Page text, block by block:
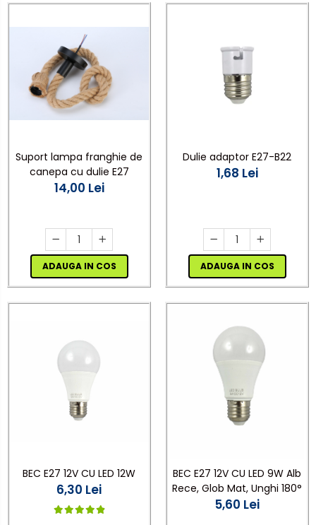
Suport lampa franghie de
canepa cu dulie E27
14,00 Lei
ADAUGA IN COS
Dulie adaptor E27-B22
1,68 Lei
ADAUGA IN COS
BEC E27 12V CU LED 12W
6,30 Lei
BEC E27 12V CU LED 9W Alb
Rece, Glob Mat, Unghi 180°
5,60 Lei